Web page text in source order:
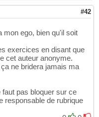
#42
mon ego, bien qu'il soit
exercices en disant que
cet auteur anonyme.
ne bridera jamais ma
pas bloquer sur ce
responsable de rubrique